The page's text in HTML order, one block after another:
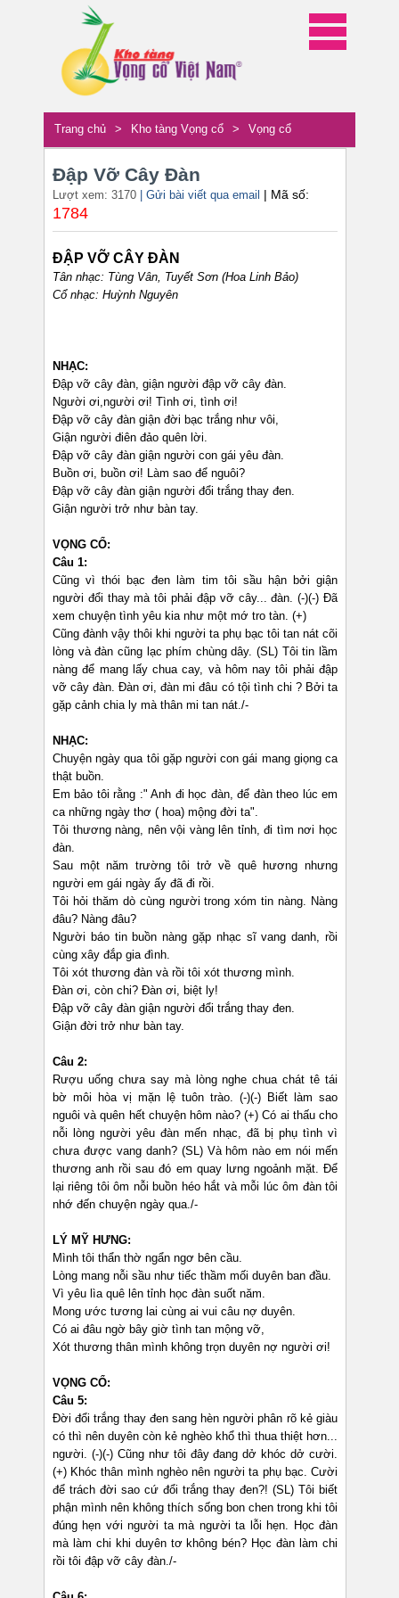
Trang chủ > Kho tàng Vọng cổ > Vọng cổ
Đập Vỡ Cây Đàn
Lượt xem: 3170 | Gửi bài viết qua email | Mã số:
1784
ĐẬP VỠ CÂY ĐÀN
Tân nhạc: Tùng Vân, Tuyết Sơn (Hoa Linh Bảo)
Cổ nhạc: Huỳnh Nguyên
NHẠC:
Đập vỡ cây đàn, giận người đập vỡ cây đàn.
Người ơi,người ơi! Tình ơi, tình ơi!
Đập vỡ cây đàn giận đời bạc trắng như vôi,
Giận người điên đảo quên lời.
Đập vỡ cây đàn giận người con gái yêu đàn.
Buồn ơi, buồn ơi! Làm sao để nguôi?
Đập vỡ cây đàn giận người đổi trắng thay đen.
Giận người trở như bàn tay.
VỌNG CỔ:
Câu 1:
Cũng vì thói bạc đen làm tim tôi sầu hận bởi giận
người đổi thay mà tôi phải đập vỡ cây... đàn. (-)(-) Đã
xem chuyện tình yêu kia như một mớ tro tàn. (+)
Cũng đành vậy thôi khi người ta phụ bạc tôi tan nát cõi
lòng và đàn cũng lạc phím chùng dây. (SL) Tôi tin lầm
nàng để mang lấy chua cay, và hôm nay tôi phải đập
vỡ cây đàn. Đàn ơi, đàn mi đâu có tội tình chi ? Bởi ta
gặp cảnh chia ly mà thân mi tan nát./-
NHẠC:
Chuyện ngày qua tôi gặp người con gái mang giọng ca
thật buồn.
Em bảo tôi rằng :" Anh đi học đàn, để đàn theo lúc em
ca những ngày thơ ( hoa) mộng đời ta".
Tôi thương nàng, nên vội vàng lên tỉnh, đi tìm nơi học
đàn.
Sau một năm trường tôi trở về quê hương nhưng
người em gái ngày ấy đã đi rồi.
Tôi hỏi thăm dò cùng người trong xóm tin nàng. Nàng
đâu? Nàng đâu?
Người báo tin buồn nàng gặp nhạc sĩ vang danh, rồi
cùng xây đắp gia đình.
Tôi xót thương đàn và rồi tôi xót thương mình.
Đàn ơi, còn chi? Đàn ơi, biệt ly!
Đập vỡ cây đàn giận người đổi trắng thay đen.
Giận đời trở như bàn tay.
Câu 2:
Rượu uống chưa say mà lòng nghe chua chát tê tái
bờ môi hòa vị mặn lệ tuôn trào. (-)(-) Biết làm sao
nguôi và quên hết chuyện hôm nào? (+) Có ai thấu cho
nỗi lòng người yêu đàn mến nhạc, đã bị phụ tình vì
chưa được vang danh? (SL) Và hôm nào em nói mến
thương anh rồi sau đó em quay lưng ngoảnh mặt. Để
lại riêng tôi ôm nỗi buồn héo hắt và mỗi lúc ôm đàn tôi
nhớ đến chuyện ngày qua./-
LÝ MỸ HƯNG:
Mình tôi thẩn thờ ngẩn ngơ bên cầu.
Lòng mang nỗi sầu như tiếc thầm mối duyên ban đầu.
Vì yêu lìa quê lên tỉnh học đàn suốt năm.
Mong ước tương lai cùng ai vui câu nợ duyên.
Có ai đâu ngờ bây giờ tình tan mộng vỡ,
Xót thương thân mình không trọn duyên nợ người ơi!
VỌNG CỔ:
Câu 5:
Đời đổi trắng thay đen sang hèn người phân rõ kẻ giàu
có thì nên duyên còn kẻ nghèo khổ thì thua thiệt hơn...
người. (-)(-) Cũng như tôi đây đang dở khóc dở cười.
(+) Khóc thân mình nghèo nên người ta phụ bạc. Cười
để trách đời sao cứ đổi trắng thay đen?! (SL) Tôi biết
phận mình nên không thích sống bon chen trong khi tôi
đúng hẹn với người ta mà người ta lỗi hẹn. Học đàn
mà làm chi khi duyên tơ không bén? Học đàn làm chi
rồi tôi đập vỡ cây đàn./-